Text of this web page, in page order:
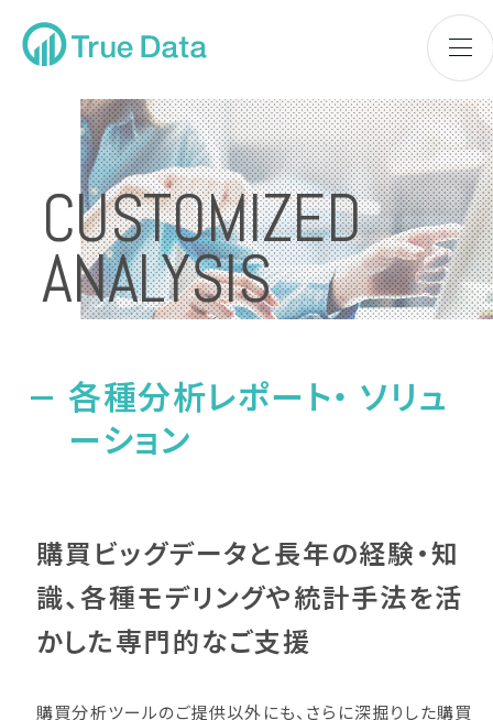
CUSTOMIZED
ANALYSIS
各種分析レポート・ ソリュ
ーション
購買ビッグデータと長年の経験・知
識、各種モデリングや統計手法を活
かした専門的なご支援
購買分析ツールのご提供以外にも、さらに深掘りした購買